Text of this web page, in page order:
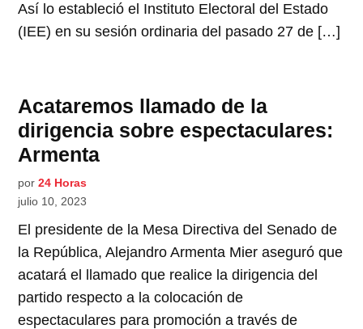
Así lo estableció el Instituto Electoral del Estado
(IEE) en su sesión ordinaria del pasado 27 de […]
Acataremos llamado de la
dirigencia sobre espectaculares:
Armenta
por 24 Horas
julio 10, 2023
El presidente de la Mesa Directiva del Senado de
la República, Alejandro Armenta Mier aseguró que
acatará el llamado que realice la dirigencia del
partido respecto a la colocación de
espectaculares para promoción a través de